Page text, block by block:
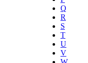
Q
R
S
T
U
V